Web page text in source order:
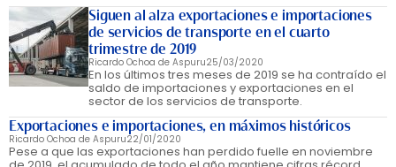
Siguen al alza exportaciones e importaciones
de servicios de transporte en el cuarto
trimestre de 2019
Ricardo Ochoa de Aspuru25/03/2020
En los últimos tres meses de 2019 se ha contraído el
saldo de importaciones y exportaciones en el
sector de los servicios de transporte.
Exportaciones e importaciones, en máximos históricos
Ricardo Ochoa de Aspuru22/01/2020
Pese a que las exportaciones han perdido fuelle en noviembre